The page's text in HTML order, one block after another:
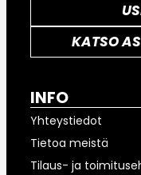
KATSO
INFO
Yhteystiedot
Tietoa meistä
Tilaus- ja